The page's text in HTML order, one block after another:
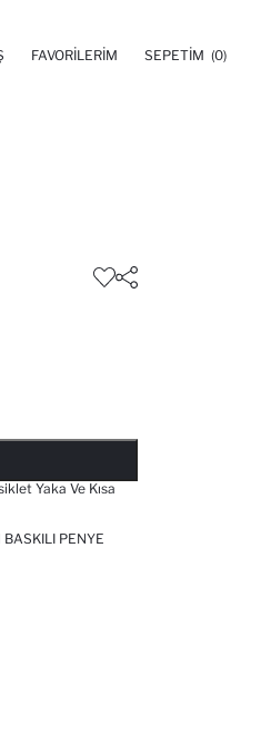
FAVORILERIM SEPETIM (0)
Yaka Ve Kısa
PENYE